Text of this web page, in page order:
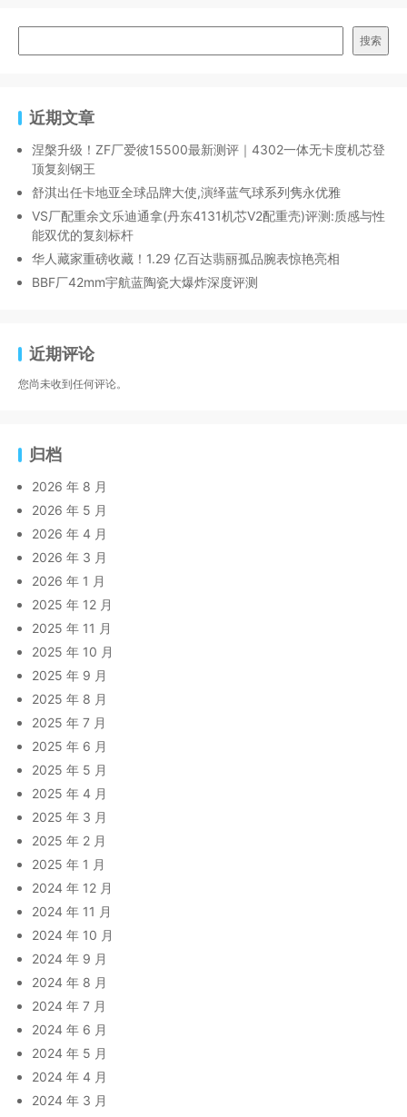
搜索
近期文章
涅槃升级！ZF厂爱彼15500最新测评｜4302一体无卡度机芯登
顶复刻钢王
舒淇出任卡地亚全球品牌大使,演绎蓝气球系列隽永优雅
VS厂配重余文乐迪通拿(丹东4131机芯V2配重壳)评测:质感与性
能双优的复刻标杆
华人藏家重磅收藏！1.29 亿百达翡丽孤品腕表惊艳亮相
BBF厂42mm宇航蓝陶瓷大爆炸深度评测
近期评论
您尚未收到任何评论。
归档
2026 年 8 月
2026 年 5 月
2026 年 4 月
2026 年 3 月
2026 年 1 月
2025 年 12 月
2025 年 11 月
2025 年 10 月
2025 年 9 月
2025 年 8 月
2025 年 7 月
2025 年 6 月
2025 年 5 月
2025 年 4 月
2025 年 3 月
2025 年 2 月
2025 年 1 月
2024 年 12 月
2024 年 11 月
2024 年 10 月
2024 年 9 月
2024 年 8 月
2024 年 7 月
2024 年 6 月
2024 年 5 月
2024 年 4 月
2024 年 3 月